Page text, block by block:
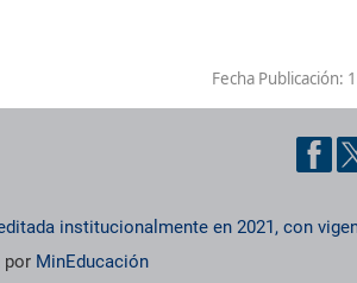
Fecha Publicación:
institucionalmente en 2021, con
por MinEducación